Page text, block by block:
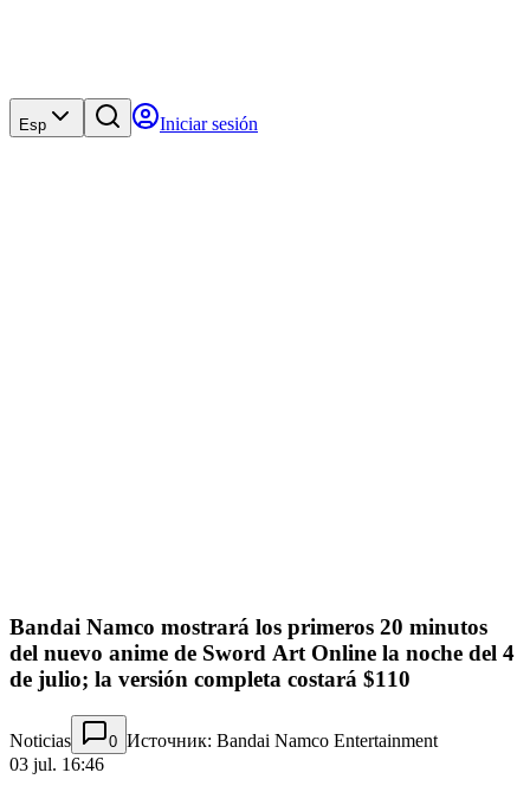
Esp Iniciar sesión
Bandai Namco mostrará los primeros 20 minutos
del nuevo anime de Sword Art Online la noche del 4
de julio; la versión completa costará $110
Noticias 0 Источник: Bandai Namco Entertainment
03 jul. 16:46